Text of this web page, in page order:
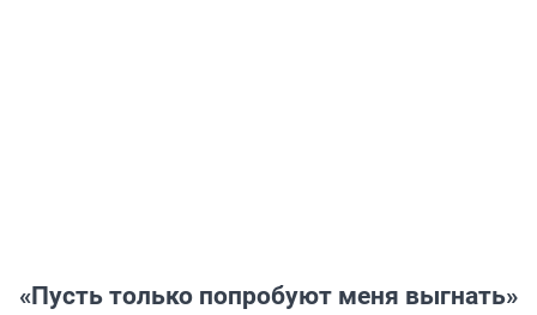
«Пусть только попробуют меня выгнать»